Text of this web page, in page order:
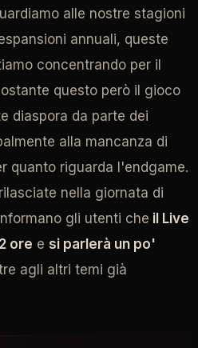
alle nostre stagioni
annuali, queste
concentrando per il
questo però il gioco
diaspora da parte dei
alla mancanza di
quanto riguarda l'endgame.
nella giornata di
gli utenti che il Live
ore e si parlerà un po'
agli altri temi già